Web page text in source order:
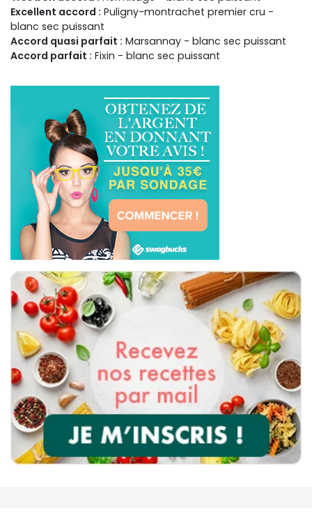
Excellent accord : Puligny-montrachet premier cru -
blanc sec puissant
Accord quasi parfait : Marsannay - blanc sec puissant
Accord parfait : Fixin - blanc sec puissant